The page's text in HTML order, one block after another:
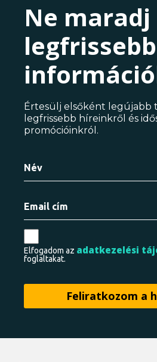
Ne maradj
legfrissebb
Értesülj elsőként legújabb
legfrissebb híreinkről és
promócióinkról.
Elfogadom az adatkezelési
foglaltakat.